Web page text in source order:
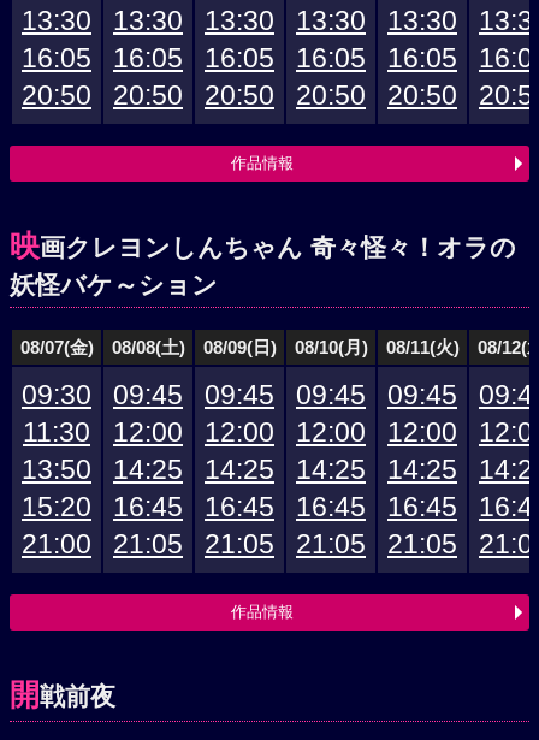
13:30
16:05
20:50
13:30
16:05
20:50
13:30
16:05
20:50
13:30
16:05
20:50
13:30
16:05
20:50
作品情報
映画クレヨンしんちゃん 奇々怪々！オラの
妖怪バケ～ション
08/07(金) 08/08(土) 08/09(日) 08/10(月) 08/11(火) 08/12(
09:30
11:30
13:50
15:20
21:00
09:45
12:00
14:25
16:45
21:05
09:45
12:00
14:25
16:45
21:05
09:45
12:00
14:25
16:45
21:05
09:45
12:00
14:25
16:45
21:05
作品情報
開戦前夜